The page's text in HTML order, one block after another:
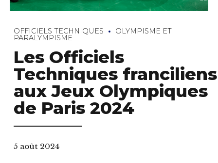
OFFICIELS TECHNIQUES OLYMPISME ET
PARALYMPISME
Les Officiels
Techniques franciliens
aux Jeux Olympiques
de Paris 2024
5 août 2024